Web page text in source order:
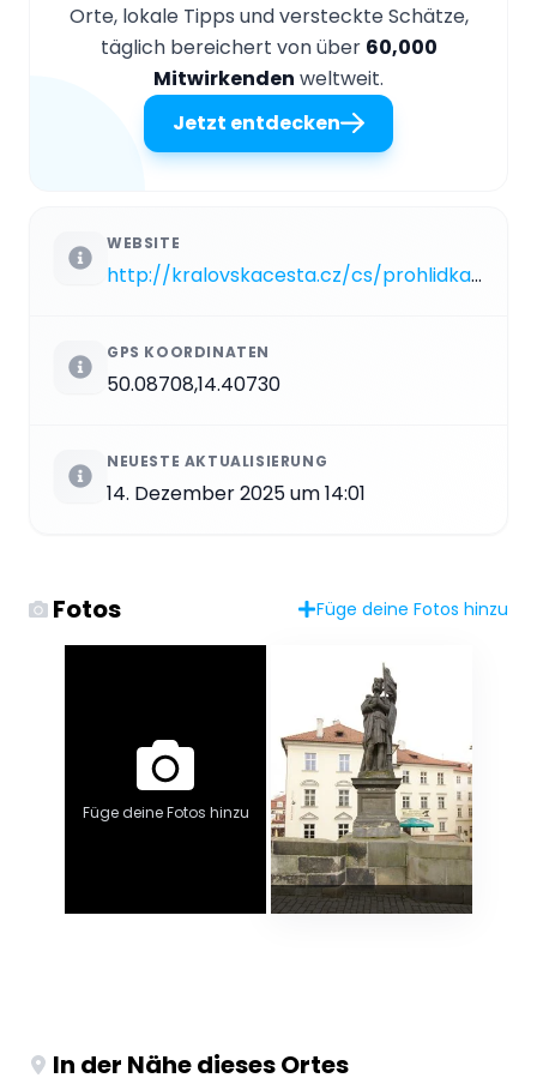
Orte, lokale Tipps und versteckte Schätze,
täglich bereichert von über 60,000
Mitwirkenden weltweit.
Jetzt entdecken
WEBSITE
http://kralovskacesta.cz/cs/prohlidka/objekty/socha-sv-vaclava.html
GPS KOORDINATEN
50.08708,14.40730
NEUESTE AKTUALISIERUNG
14. Dezember 2025 um 14:01
Fotos Füge deine Fotos hinzu
Füge deine Fotos hinzu
In der Nähe dieses Ortes